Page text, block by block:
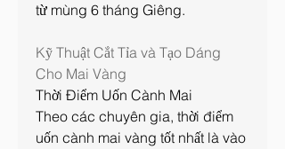
từ mùng 6 tháng Giêng.
Kỹ Thuật Cắt Tỉa và Tạo Dáng
Cho Mai Vàng
Thời Điểm Uốn Cành Mai
Theo các chuyên gia, thời điểm
uốn cành mai vàng tốt nhất là vào